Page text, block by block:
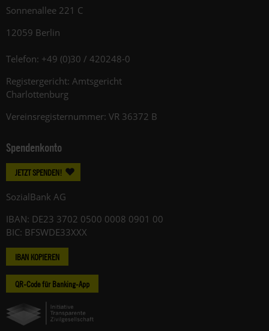
Sonnenallee 221 C
12059 Berlin
Telefon: +49 (0)30 / 420248-0
Registergericht: Amtsgericht
Charlottenburg
Vereinsregisternummer: VR 36372 B
Spendenkonto
JETZT SPENDEN!
SozialBank AG
IBAN: DE23 3702 0500 0008 0901 00
BIC: BFSWDE33XXX
IBAN KOPIEREN
QR-Code für Banking-App